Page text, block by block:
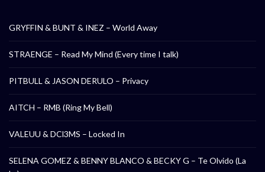
GRYFFIN & BUNT & INEZ – World Away
STRAENGE – Read My Mind (Every time I talk)
PITBULL & JASON DERULO – Privacy
AITCH – RMB (Ring My Bell)
VALEUU & DCl3MS – Locked In
SELENA GOMEZ & BENNY BLANCO & BECKY G – Te Olvido (La